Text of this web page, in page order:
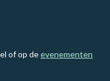
of op deevenementen